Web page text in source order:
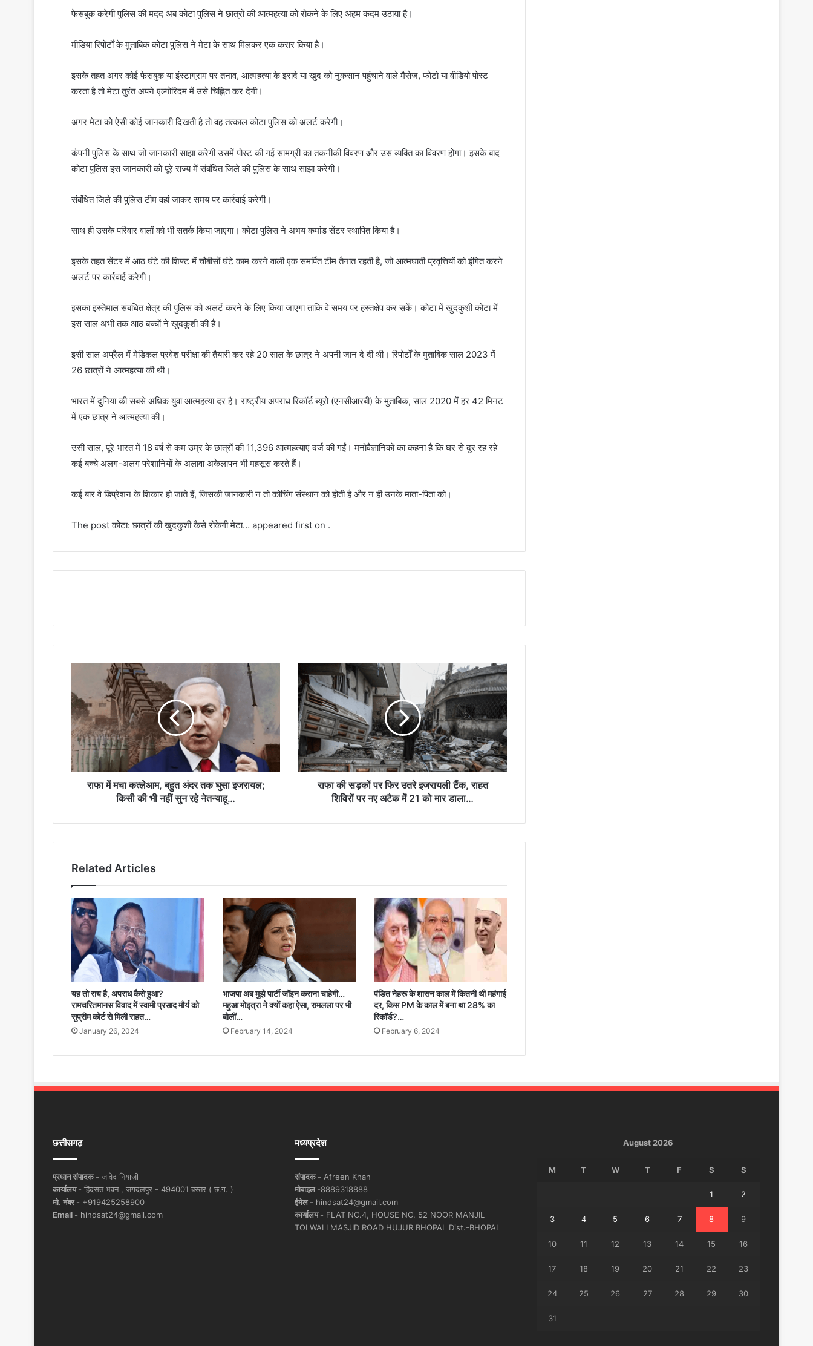
फेसबुक करेगी पुलिस की मदद अब कोटा पुलिस ने छात्रों की आत्महत्या को रोकने के लिए अहम कदम उठाया है।
मीडिया रिपोर्टों के मुताबिक कोटा पुलिस ने मेटा के साथ मिलकर एक करार किया है।
इसके तहत अगर कोई फेसबुक या इंस्टाग्राम पर तनाव, आत्महत्या के इरादे या खुद को नुकसान पहुंचाने वाले मैसेज, फोटो या वीडियो पोस्ट
करता है तो मेटा तुरंत अपने एल्गोरिदम में उसे चिह्नित कर देगी।
अगर मेटा को ऐसी कोई जानकारी दिखती है तो वह तत्काल कोटा पुलिस को अलर्ट करेगी।
कंपनी पुलिस के साथ जो जानकारी साझा करेगी उसमें पोस्ट की गई सामग्री का तकनीकी विवरण और उस व्यक्ति का विवरण होगा। इसके बाद
कोटा पुलिस इस जानकारी को पूरे राज्य में संबंधित जिले की पुलिस के साथ साझा करेगी।
संबंधित जिले की पुलिस टीम वहां जाकर समय पर कार्रवाई करेगी।
साथ ही उसके परिवार वालों को भी सतर्क किया जाएगा। कोटा पुलिस ने अभय कमांड सेंटर स्थापित किया है।
इसके तहत सेंटर में आठ घंटे की शिफ्ट में चौबीसों घंटे काम करने वाली एक समर्पित टीम तैनात रहती है, जो आत्मघाती प्रवृत्तियों को इंगित करने
अलर्ट पर कार्रवाई करेगी।
इसका इस्तेमाल संबंधित क्षेत्र की पुलिस को अलर्ट करने के लिए किया जाएगा ताकि वे समय पर हस्तक्षेप कर सकें। कोटा में खुदकुशी कोटा में
इस साल अभी तक आठ बच्चों ने खुदकुशी की है।
इसी साल अप्रैल में मेडिकल प्रवेश परीक्षा की तैयारी कर रहे 20 साल के छात्र ने अपनी जान दे दी थी। रिपोर्टों के मुताबिक साल 2023 में
26 छात्रों ने आत्महत्या की थी।
भारत में दुनिया की सबसे अधिक युवा आत्महत्या दर है। राष्ट्रीय अपराध रिकॉर्ड ब्यूरो (एनसीआरबी) के मुताबिक, साल 2020 में हर 42 मिनट
में एक छात्र ने आत्महत्या की।
उसी साल, पूरे भारत में 18 वर्ष से कम उम्र के छात्रों की 11,396 आत्महत्याएं दर्ज की गईं। मनोवैज्ञानिकों का कहना है कि घर से दूर रह रहे
कई बच्चे अलग-अलग परेशानियों के अलावा अकेलापन भी महसूस करते हैं।
कई बार वे डिप्रेशन के शिकार हो जाते हैं, जिसकी जानकारी न तो कोचिंग संस्थान को होती है और न ही उनके माता-पिता को।
The post कोटा: छात्रों की खुदकुशी कैसे रोकेगी मेटा… appeared first on .
राफा में मचा कत्लेआम, बहुत अंदर तक घुसा इजरायल;
किसी की भी नहीं सुन रहे नेतन्याहू…
राफा की सड़कों पर फिर उतरे इजरायली टैंक, राहत
शिविरों पर नए अटैक में 21 को मार डाला…
Related Articles
यह तो राय है, अपराध कैसे हुआ?
रामचरितमानस विवाद में स्वामी प्रसाद मौर्य को
सुप्रीम कोर्ट से मिली राहत…
January 26, 2024
भाजपा अब मुझे पार्टी जॉइन कराना चाहेगी…
महुआ मोइत्रा ने क्यों कहा ऐसा, रामलला पर भी
बोलीं…
February 14, 2024
पंडित नेहरू के शासन काल में कितनी थी महंगाई
दर, किस PM के काल में बना था 28% का
रिकॉर्ड?…
February 6, 2024
छत्तीसगढ़
प्रधान संपादक - जावेद नियाज़ी
कार्यालय - हिंदसत भवन , जगदलपुर - 494001 बस्तर ( छ.ग. )
मो. नंबर - +919425258900
Email - hindsat24@gmail.com
मध्यप्रदेश
संपादक - Afreen Khan
मोबाइल -8889318888
ईमेल - hindsat24@gmail.com
कार्यालय - FLAT NO.4, HOUSE NO. 52 NOOR MANJIL
TOLWALI MASJID ROAD HUJUR BHOPAL Dist.-BHOPAL
August 2026
M T W T F S S
1 2
3 4 5 6 7 8 9
10 11 12 13 14 15 16
17 18 19 20 21 22 23
24 25 26 27 28 29 30
31